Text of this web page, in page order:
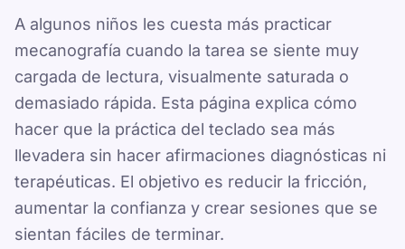
A algunos niños les cuesta más practicar
mecanografía cuando la tarea se siente muy
cargada de lectura, visualmente saturada o
demasiado rápida. Esta página explica cómo
hacer que la práctica del teclado sea más
llevadera sin hacer afirmaciones diagnósticas ni
terapéuticas. El objetivo es reducir la fricción,
aumentar la confianza y crear sesiones que se
sientan fáciles de terminar.